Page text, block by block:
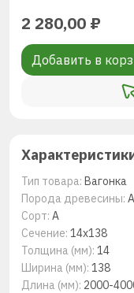
2 280,00 ₽
Добавить в
Тип товара: Вагонка
Порода древесины:
Сорт: А
Сечение: 14x138
Толщина (мм): 14
Ширина (мм): 138
Длина (мм): 2000-